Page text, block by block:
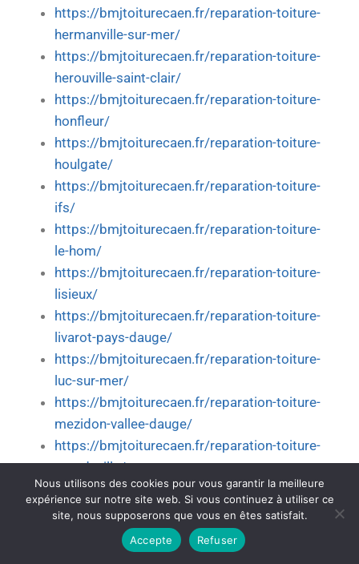
https://bmjtoiturecaen.fr/reparation-toiture-
hermanville-sur-mer/
https://bmjtoiturecaen.fr/reparation-toiture-
herouville-saint-clair/
https://bmjtoiturecaen.fr/reparation-toiture-
honfleur/
https://bmjtoiturecaen.fr/reparation-toiture-
houlgate/
https://bmjtoiturecaen.fr/reparation-toiture-
ifs/
https://bmjtoiturecaen.fr/reparation-toiture-
le-hom/
https://bmjtoiturecaen.fr/reparation-toiture-
lisieux/
https://bmjtoiturecaen.fr/reparation-toiture-
livarot-pays-dauge/
https://bmjtoiturecaen.fr/reparation-toiture-
luc-sur-mer/
https://bmjtoiturecaen.fr/reparation-toiture-
mezidon-vallee-dauge/
https://bmjtoiturecaen.fr/reparation-toiture-
mondeville/
https://bmjtoiturecaen.fr/reparation-toiture-
moult-chicheboville/
https://bmjtoiturecaen.fr/reparation-toiture-
ouistreham/
Nous utilisons des cookies pour vous garantir la meilleure
expérience sur notre site web. Si vous continuez à utiliser ce
site, nous supposerons que vous en êtes satisfait.
Accepte
Refuser